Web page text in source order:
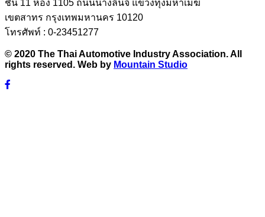
ชั้น 11 ห้อง 1105 ถนนนางลิ้นจี่ แขวงทุ่งมหาเมฆ
เขตสาทร กรุงเทพมหานคร 10120
โทรศัพท์ : 0-23451277
© 2020 The Thai Automotive Industry Association. All
rights reserved. Web by Mountain Studio